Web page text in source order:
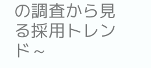
の調査から見
る採用トレン
ド～